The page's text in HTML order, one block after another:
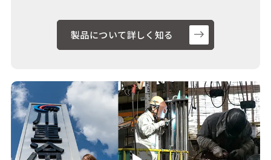
製品について詳しく知る